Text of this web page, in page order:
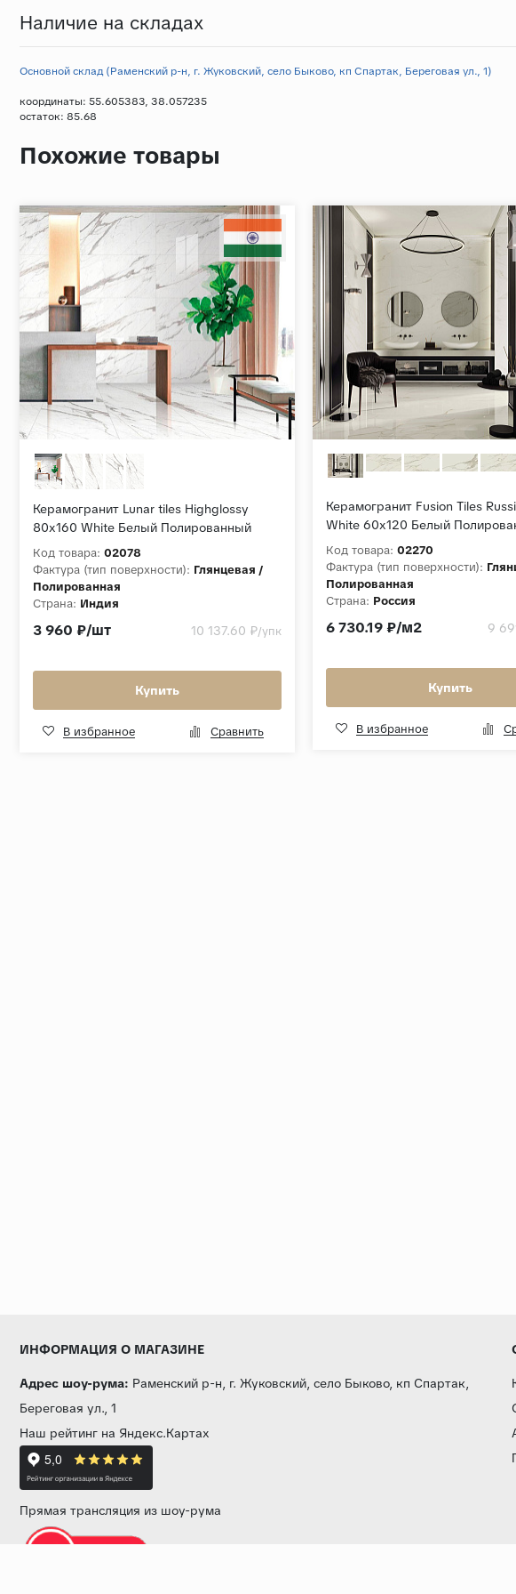
Наличие на складах
Основной склад (Раменский р-н, г. Жуковский, село Быково, кп Спартак, Береговая ул., 1)
координаты: 55.605383, 38.057235
остаток: 85.68
Похожие товары
Керамогранит Lunar tiles Highglossy
80x160 White Белый Полированный
Код товара: 02078
Фактура (тип поверхности): Глянцевая /
Полированная
Страна: Индия
Коллекция: Highglossy 80x160
3 960 ₽/шт 10 137.60 ₽/упк
Купить
В избранное Сравнить
Керамогранит Fusion Tiles
White 60x120 Белый
Код товара: 02270
Фактура (тип поверхности):
Полированная
Страна: Россия
Коллекция: Galactic
6 730.19 ₽/м2 9
Купить
В избранное
ИНФОРМАЦИЯ О МАГАЗИНЕ
Адрес шоу-рума: Раменский р-н, г. Жуковский, село Быково, кп Спартак,
Береговая ул., 1
Наш рейтинг на Яндекс.Картах
Прямая трансляция из шоу-рума